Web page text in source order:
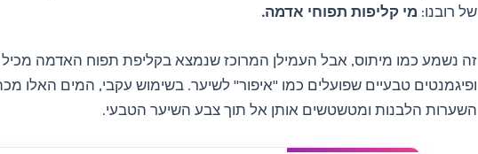
של רובנו: מי קליפות תפוחי אדמה.
זה נשמע כמו מיתוס, אבל העמילן המרוכז שנמצא בקליפת תפוח האדמה מכיל
ופיגמנטים טבעיים שפועלים כמו "איפור" לשיער. בשימוש עקבי, המים האלו
השערות הלבנות ומטשטשים אותן אל תוך צבע השיער הטבעי.